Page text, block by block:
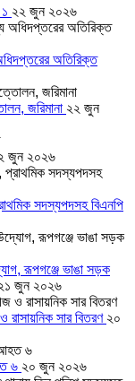
২২ জুন ২০২৬
অতিরিক্ত
জরিমানা ২২ জুন
জুন ২০২৬
সদস্যপদসহ বিএনপি
রূপগঞ্জে ভাঙা সড়ক
জুন ২০২৬
সার বিতরণ ২০
৬ ২০ জুন ২০২৬